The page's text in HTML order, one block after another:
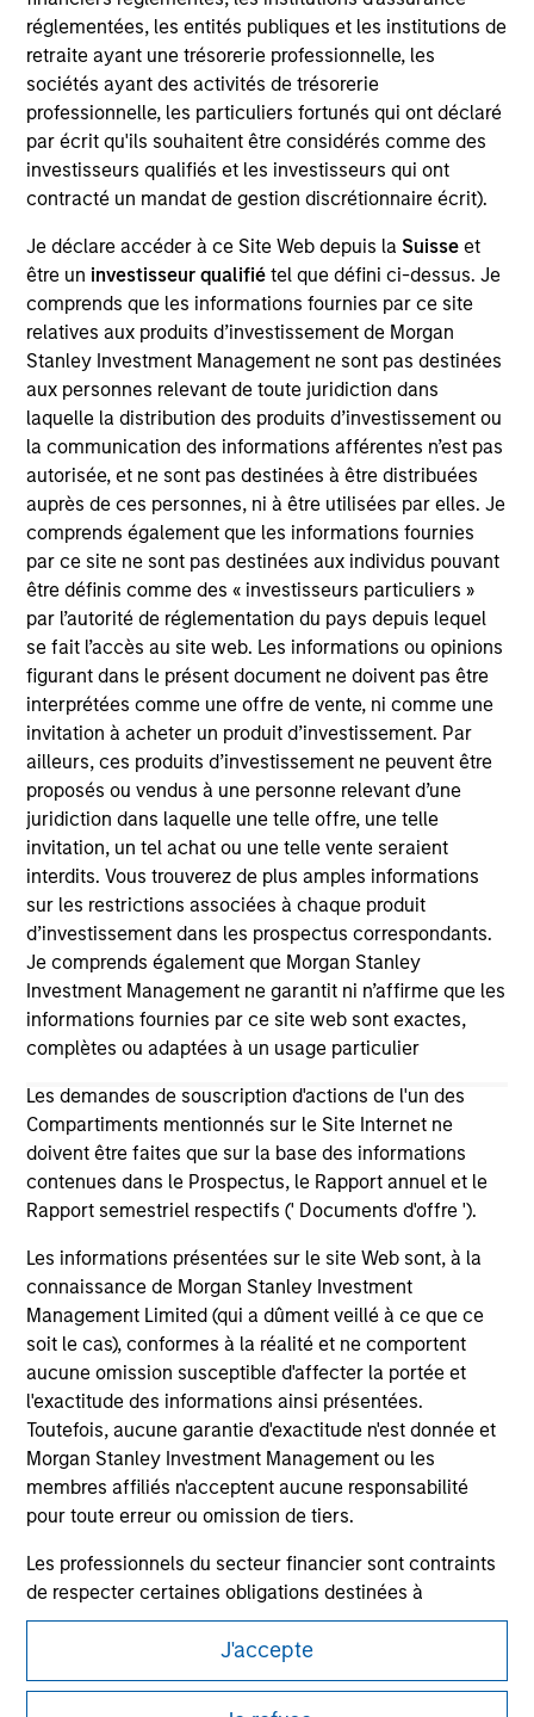
réglementées, les entités publiques et les institutions de
retraite ayant une trésorerie professionnelle, les
sociétés ayant des activités de trésorerie
professionnelle, les particuliers fortunés qui ont déclaré
par écrit qu'ils souhaitent être considérés comme des
investisseurs qualifiés et les investisseurs qui ont
contracté un mandat de gestion discrétionnaire écrit).
Je déclare accéder à ce Site Web depuis la Suisse et
être un investisseur qualifiétel que défini ci-dessus. Je
comprends que les informations fournies par ce site
relatives aux produits d’investissement de Morgan
Stanley Investment Management ne sont pas destinées
aux personnes relevant de toute juridiction dans
laquelle la distribution des produits d’investissement ou
la communication des informations afférentes n’est pas
autorisée, et ne sont pas destinées à être distribuées
auprès de ces personnes, ni à être utilisées par elles. Je
comprends également que les informations fournies
par ce site ne sont pas destinées aux individus pouvant
être définis comme des « investisseurs particuliers »
par l’autorité de réglementation du pays depuis lequel
se fait l’accès au site web. Les informations ou opinions
figurant dans le présent document ne doivent pas être
interprétées comme une offre de vente, ni comme une
invitation à acheter un produit d’investissement. Par
ailleurs, ces produits d’investissement ne peuvent être
proposés ou vendus à une personne relevant d’une
juridiction dans laquelle une telle offre, une telle
invitation, un tel achat ou une telle vente seraient
interdits. Vous trouverez de plus amples informations
sur les restrictions associées à chaque produit
d’investissement dans les prospectus correspondants.
Je comprends également que Morgan Stanley
Investment Management ne garantit ni n’affirme que les
informations fournies par ce site web sont exactes,
complètes ou adaptées à un usage particulier
Les demandes de souscription d'actions de l'un des
Compartiments mentionnés sur le Site Internet ne
doivent être faites que sur la base des informations
contenues dans le Prospectus, le Rapport annuel et le
Rapport semestriel respectifs (' Documents d'offre ').
Les informations présentées sur le site Web sont, à la
connaissance de Morgan Stanley Investment
Management Limited (qui a dûment veillé à ce que ce
soit le cas), conformes à la réalité et ne comportent
aucune omission susceptible d'affecter la portée et
l'exactitude des informations ainsi présentées.
Toutefois, aucune garantie d'exactitude n'est donnée et
Morgan Stanley Investment Management ou les
membres affiliés n'acceptent aucune responsabilité
pour toute erreur ou omission de tiers.
Les professionnels du secteur financier sont contraints
de respecter certaines obligations destinées à
empêcher l’utilisation de fonds d’investissement à des
fins de blanchiment d’argent. Par conséquent, une
procédure d’identification des souscripteurs est
imposée. Morgan Stanley Investment Management
J'accepte
Transaction Type
Founder Recapitalization
XRI is a leading water resource management
company in the Permian Basin of West Texas and
Southeast New Mexico engaged in the sourcing,
production, transportation, storage and sale of
water for use in the oil and gas exploration and
production industry.
View Site
Board Membership
John Moon,Logan Burt
Investment Teams
Morgan Stanley Energy Partners,Morgan
Stanley Tactical Value,Morgan Stanley Capital
Partners
As of July 25, 2025. The above is provided for informational
and educational purposes only. There is no guarantee that
the investment mentioned resulted in positive performance
(for realized holdings), or will perform well in the future (for
current holdings). The trademarks and service marks above
are the property of their respective owners. The information
on this website has not been authorized, sponsored, or
otherwise approved by such owners. By clicking on any
links shown here, you agree that you are navigating to a
third party site. We are providing these hyperlinks to you
only as a convenience and the inclusion of any hyperlink is
not and does not imply any endorsement, approval,
investigation, verification or monitoring by us of any
information contained in any hyperlinked site. In no event
shall we be responsible for the information contained on
the site or your use of such site.
Morgan Stanley
Morgan Stanley Careers